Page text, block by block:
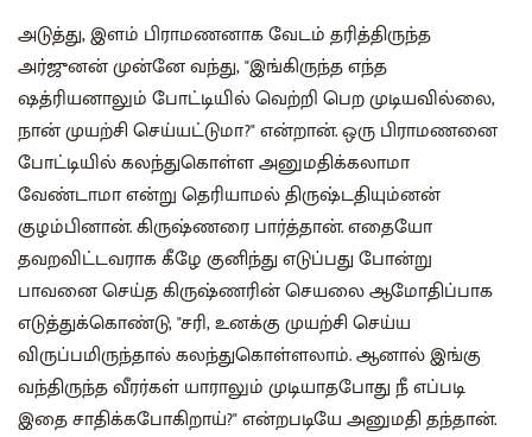
அடுத்து, இளம் பிராமணனாக வேடம் தரித்திருந்த
அர்ஜுனன் முன்னே வந்து, "இங்கிருந்த எந்த
ஷத்ரியனாலும் போட்டியில் வெற்றி பெற முடியவில்லை,
நான் முயற்சி செய்யட்டுமா?" என்றான். ஒரு பிராமணனை
போட்டியில் கலந்துகொள்ள அனுமதிக்கலாமா
வேண்டாமா என்று தெரியாமல் திருஷ்டதியும்னன்
குழம்பினான். கிருஷ்ணரை பார்த்தான். எதையோ
தவறவிட்டவராக கீழே குனிந்து எடுப்பது போன்று
பாவனை செய்த கிருஷ்ணரின் செயலை ஆமோதிப்பாக
எடுத்துக்கொண்டு, "சரி, உனக்கு முயற்சி செய்ய
விருப்பமிருந்தால் கலந்துகொள்ளலாம். ஆனால் இங்கு
வந்திருந்த வீரர்கள் யாராலும் முடியாதபோது நீ எப்படி
இதை சாதிக்கபோகிறாய்?" என்றபடியே அனுமதி தந்தான்.